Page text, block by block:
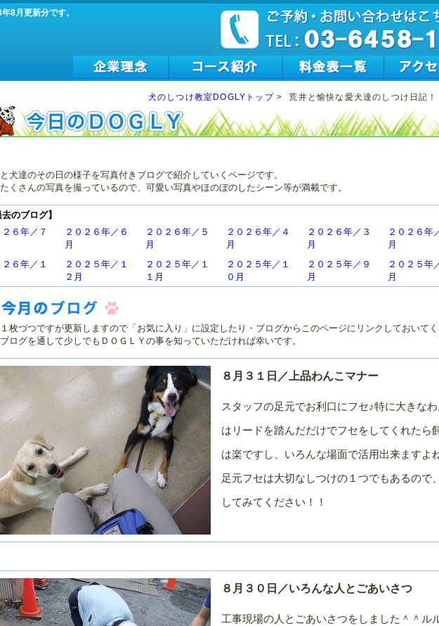
8月更新分です。
犬のしつけ教室DOGLYトップ> 荒井と愉快な愛犬達のしつけ日記！
犬達のその日の様子を写真付きブログで紹介していくページです。
くさんの写真を撮っているので、可愛い写真やほのぼのしたシーン等が満載です。
のブログ】
６年／７
２０２６年／６
月
２０２６年／５
月
２０２６年／４
月
２０２６年／３
月
２０２６年
月
６年／１
２０２５年／１
２月
２０２５年／１
１月
２０２５年／１
０月
２０２５年／９
月
２０２５年
月
月
２５年／１
２０２４年／１
２月
２０２４年／１
１月
２０２４年／１
０月
２０２４年／９
２０２４年
２４年／７
２０２４年／６
２０２４年／５
月
２０２４年／４
月
２０２４年／３
月
２０２４年
２４年／１
２０２３年／１
２０２３年／１
１月
０月
月
月
３年／７
２０２３年／５
月
２０２３年／４
月
２０２３年／３
月
２０２３年
月
２３年／１
２０２２年／１
２月
２０２２年／１
１月
２０２２年／１
０月
２０２２年／９
２０２２年
月
２２年／７
２０２２年／６
２０２２年／５
月
月
２年／１
２０２１年／１
２月
２０２１年／１
１月
月
月
月
月
月
２１年／１
２０２０年／１
２月
２０２０年／１
１月
２０２０年／１
２０２０年／９
２０２０年
２０年／７
２０２０年／６
２０２０年／５
２０２０年／４
２０２０年／３
２０２０年
枚づつですが更新しますので「お気に入り」に設定したり・ブログからこのページにリンクしておいて
ログを通して少しでもＤＯＧＬＹの事を知っていただければ幸いです。
８月３１日／上品わんこマナー
スタッフの足元でお利口にフセ♪特に大きな
はリードを踏んだだけでフセをしてくれたら
は楽ですし、いろんな場面で活用出来ますよ
足元フセは大切なしつけの１つでもあるので
してみてください！！
８月３０日／いろんな人とごあいさつ
工事現場の人とごあいさつをしました＾＾ル